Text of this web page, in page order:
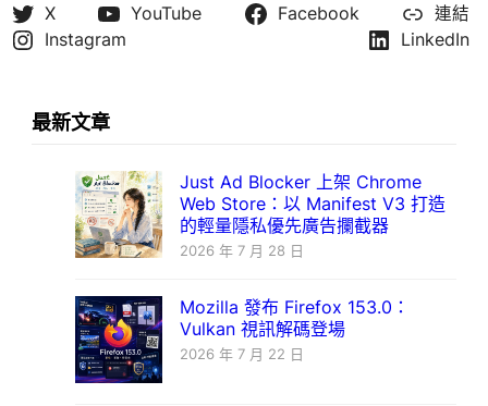
X YouTube Facebook
連結
Instagram
LinkedIn
最新文章
Just Ad Blocker 上架 Chrome
Web Store：以 Manifest V3 打造
的輕量隱私優先廣告攔截器
2026 年 7 月 28 日
Mozilla 發布 Firefox 153.0：
Vulkan 視訊解碼登場
2026 年 7 月 22 日